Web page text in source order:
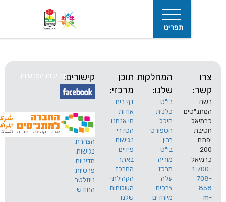
המחלקות
שלנו:
בי"ס
כלנית
היכל
הספורט
רבין
בי"ס
מוריה
מרכז
עלה
צרכים
מיוחדים
תוכן
מרכזי:
דף בית
אודות
מי אנחנו
הסדרי
נגישות
פיזיים
באתר
המרכז
הקהילתי
השלוחות
שלנו
קישורים:
הצהרת
נגישות
מדיניות
פרטיות
ניוזלטר
החודש
מדיניות הפרטיות